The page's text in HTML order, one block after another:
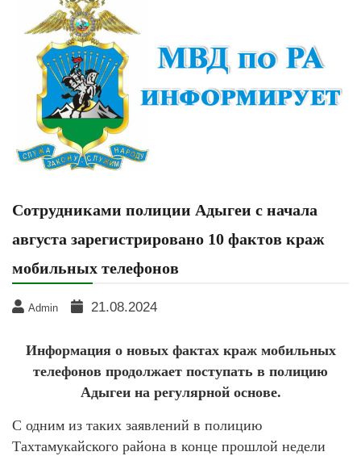
Сотрудниками полиции Адыгеи с начала
августа зарегистрировано 10 фактов краж
мобильных телефонов
Admin 21.08.2024
Информация о новых фактах краж мобильных
телефонов продолжает поступать в полицию
Адыгеи на регулярной основе.
С одним из таких заявлений в полицию
Тахтамукайского района в конце прошлой недели